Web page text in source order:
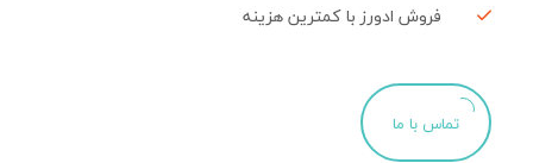
فروش ادورز با کمترین هزینه
تماس با ما